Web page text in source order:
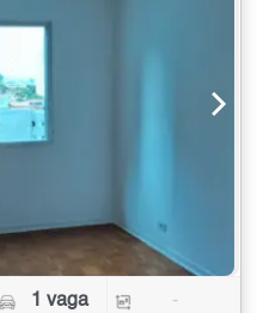
1 vaga -